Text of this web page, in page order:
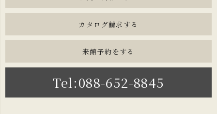
カタログ請求する
来館予約をする
Tel:088-652-8845